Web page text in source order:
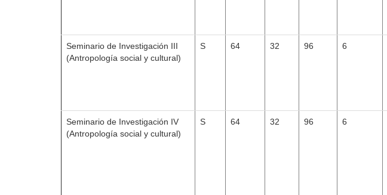
Seminario de Investigación III
(Antropología social y cultural)
S 64 32 96 6
Seminario de Investigación IV
(Antropología social y cultural)
S 64 32 96 6